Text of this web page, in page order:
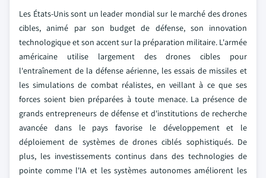
Les États-Unis sont un leader mondial sur le marché des drones
cibles, animé par son budget de défense, son innovation
technologique et son accent sur la préparation militaire. L'armée
américaine utilise largement des drones cibles pour
l'entraînement de la défense aérienne, les essais de missiles et
les simulations de combat réalistes, en veillant à ce que ses
forces soient bien préparées à toute menace. La présence de
grands entrepreneurs de défense et d'institutions de recherche
avancée dans le pays favorise le développement et le
déploiement de systèmes de drones ciblés sophistiqués. De
plus, les investissements continus dans des technologies de
pointe comme l'IA et les systèmes autonomes améliorent les